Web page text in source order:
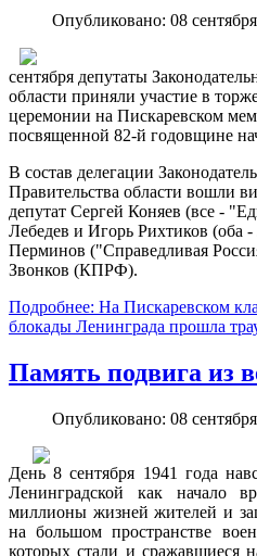
Опубликовано: 08
сентября депутаты
области приняли участие в
церемонии на Пискаревском
посвященной 82-й годовщине
В состав делегации
Правительства области вошли
депутат Сергей Коняев (все -
Лебедев и Игорь Рихтиков (оба
Перминов ("Справедливая
Звонков (КПРФ).
Подробнее: На Пискаревском
блокады Ленинграда прошла
Память подвига из
Опубликовано: 08
День 8 сентября 1941 года
Ленинградской как начало
миллионы жизней жителей и
на большом пространстве
которых стали и сражавшиеся